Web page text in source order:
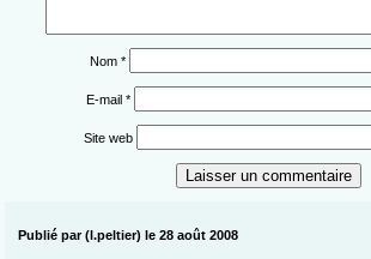
Nom *
E-mail *
Site web
Publié par (l.peltier) le 28 août 2008